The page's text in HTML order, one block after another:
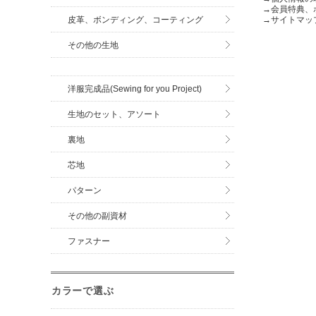
→会員特典、
→サイトマッ
皮革、ボンディング、コーティング
その他の生地
洋服完成品(Sewing for you Project)
生地のセット、アソート
裏地
芯地
パターン
その他の副資材
ファスナー
カラーで選ぶ